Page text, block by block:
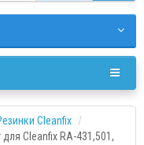
Cleanfix
Cleanfix RA-431,501,